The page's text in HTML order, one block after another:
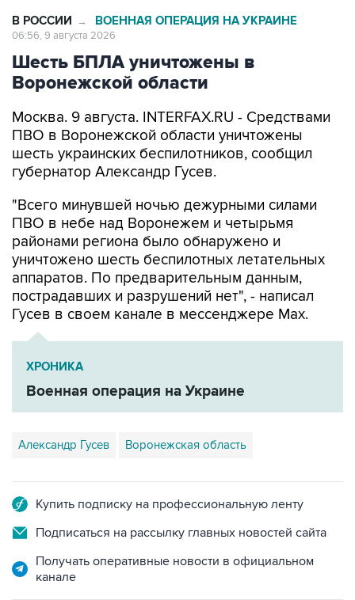
В РОССИИ → ВОЕННАЯ ОПЕРАЦИЯ НА УКРАИНЕ
06:56, 9 августа 2026
Шесть БПЛА уничтожены в
Воронежской области
Москва. 9 августа. INTERFAX.RU - Средствами
ПВО в Воронежской области уничтожены
шесть украинских беспилотников, сообщил
губернатор Александр Гусев.
"Всего минувшей ночью дежурными силами
ПВО в небе над Воронежем и четырьмя
районами региона было обнаружено и
уничтожено шесть беспилотных летательных
аппаратов. По предварительным данным,
пострадавших и разрушений нет", - написал
Гусев в своем канале в мессенджере Max.
ХРОНИКА
Военная операция на Украине
Александр Гусев Воронежская область
Купить подписку на профессиональную ленту
Подписаться на рассылку главных новостей сайта
Получать оперативные новости в официальном
канале